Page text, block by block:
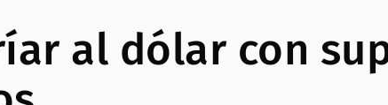
al dólar con